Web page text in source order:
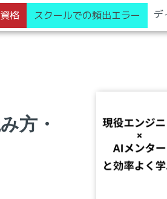
資格 スクールでの頻出エラー デ
方・